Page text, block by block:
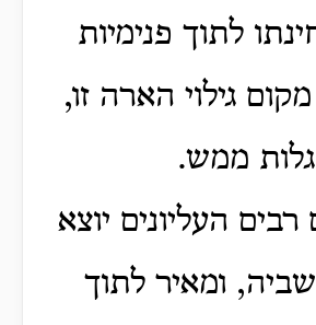
לתוך פנימיות
גילוי הארה זו,
ממש.
העליונים יוצא
ומאיר לתוך